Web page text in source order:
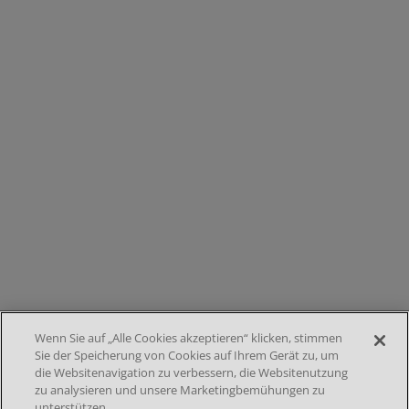
Media
Footer menu 2nd
DATENSCHUTZ
IMPRESSUM
Wenn Sie auf „Alle Cookies akzeptieren“ klicken, stimmen
Sie der Speicherung von Cookies auf Ihrem Gerät zu, um
die Websitenavigation zu verbessern, die Websitenutzung
zu analysieren und unsere Marketingbemühungen zu